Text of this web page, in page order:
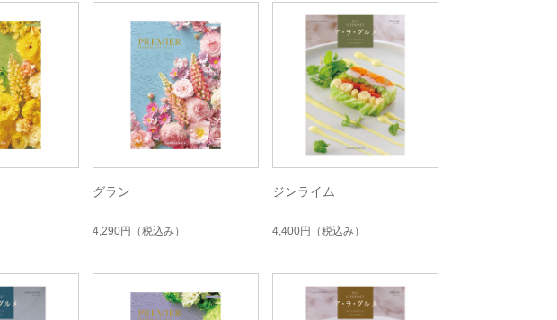
グラン
4,290円 （税込み）
ジンライム
4,400円 （税込み）